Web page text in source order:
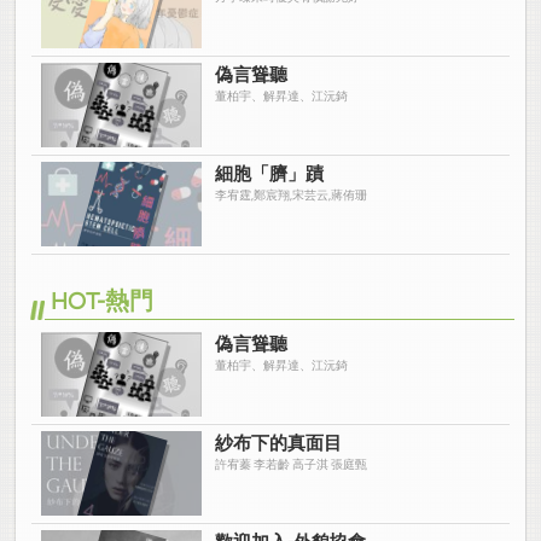
偽言聳聽
董柏宇、解昇達、江沅錡
細胞「臍」蹟
李宥霆,鄭宸翔,宋芸云,蔣侑珊
HOT-熱門
偽言聳聽
董柏宇、解昇達、江沅錡
紗布下的真面目
許宥蓁 李若齡 高子淇 張庭甄